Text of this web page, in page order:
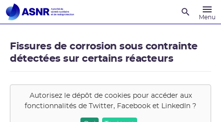
Menu
Fissures de corrosion sous contrainte
détectées sur certains réacteurs
Autorisez le dépôt de cookies pour accéder aux
fonctionnalités de Twitter, Facebook et LinkedIn ?